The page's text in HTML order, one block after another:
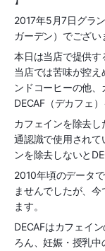
2017年5月7日グラ
ガーデン）でござい
本日は当店で提供す
当店では苦味が控
ンドコーヒーの他、
DECAF（デカフェ
カフェインを除去し
通認識で使用され
ンを除去しないと
2010年頃のデータ
ませんでしたが、
ます。
DECAFはカフェイ
ろん、妊娠・授乳